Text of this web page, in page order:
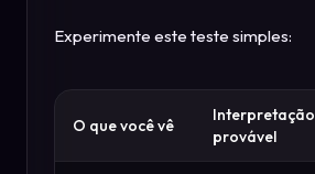
Experimente este teste simples:
O que você vê
Interpretação
provável